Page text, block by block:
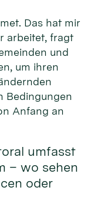
Das hat mir
arbeitet, fragt
und
um ihren
Bedingungen
Anfang an
umfasst
– wo sehen
oder